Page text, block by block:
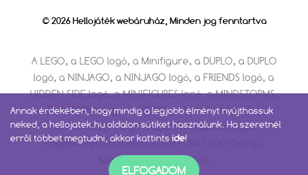
© 2026 Hellojáték webáruház, Minden jog fenntartva
A LEGO, a LEGO logó, a Minifigure, a DUPLO, a DUPLO
logó, a NINJAGO, a NINJAGO logó, a FRIENDS logó, a
HIDDEN SIDE logó, a MINIFIGURES logó, a MINDSTORMS,
a MINDSTORMS logó, a VIDIYO, a NEXO KNIGHTS és a
NEXO KNIGHTS logó a LEGO Group védjegyei.
Engedéllyel használva. ©2023 The LEGO Group.
Minden jog fenntartva.
Annak érdekében, hogy mindig a legjobb élményt nyújthassuk
neked, a hellojatek.hu oldalon sütiket használunk. Ha szeretnél
erről többet megtudni, akkor kattints ide!
ELFOGADOM